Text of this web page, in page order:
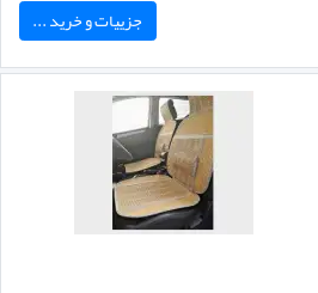
جزییات و خرید ...